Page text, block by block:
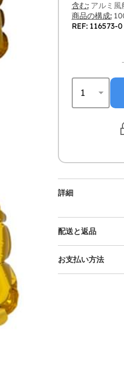
含む:アルミ風
商品の構成:
REF: 116573-0
詳細
配送と返品
お支払い方法